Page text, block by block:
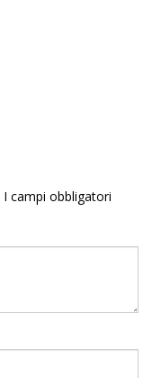
I campi obbligatori